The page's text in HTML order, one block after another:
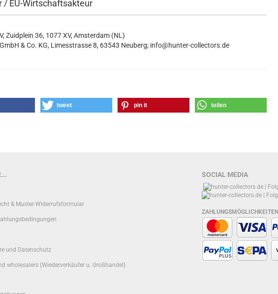
/ EU-Wirtschaftsakteur
Zuidplein 36, 1077 XV, Amsterdam (NL)
& Co. KG, Limesstrasse 8, 63543 Neuberg; info@hunter-collectors.de
tweet pin it teilen
& Muster-Widerrufsformular
und Datenschutz
wholesalers (Wiederverkäufer u. Großhandel)
SOCIAL MEDIA
ZAHLUNGSMÖGLICHKEITEN